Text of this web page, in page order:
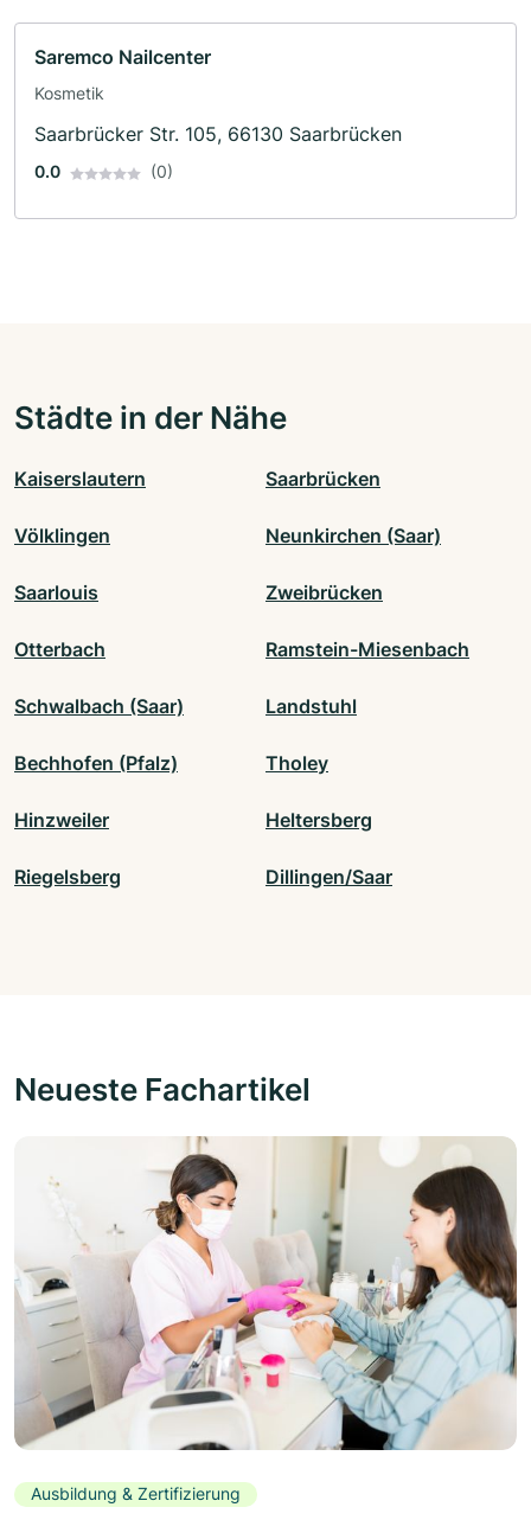
Saremco Nailcenter
Kosmetik
Saarbrücker Str. 105, 66130 Saarbrücken
0.0 (0)
Städte in der Nähe
Kaiserslautern Saarbrücken
Völklingen Neunkirchen (Saar)
Saarlouis Zweibrücken
Otterbach Ramstein-Miesenbach
Schwalbach (Saar) Landstuhl
Bechhofen (Pfalz) Tholey
Hinzweiler Heltersberg
Riegelsberg Dillingen/Saar
Neueste Fachartikel
Ausbildung & Zertifizierung